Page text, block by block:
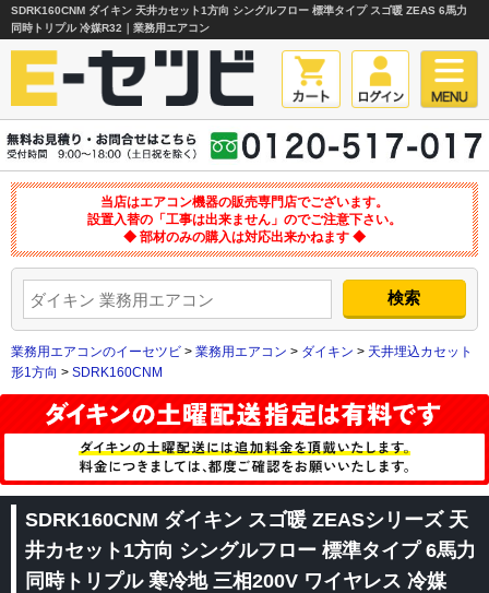
SDRK160CNM ダイキン 天井カセット1方向 シングルフロー 標準タイプ スゴ暖 ZEAS 6馬力
同時トリプル 冷媒R32｜業務用エアコン
当店はエアコン機器の販売専門店でございます。
設置入替の「工事は出来ません」のでご注意下さい。
◆ 部材のみの購入は対応出来かねます ◆
業務用エアコンのイーセツビ > 業務用エアコン > ダイキン > 天井埋込カセット
形1方向 > SDRK160CNM
SDRK160CNM ダイキン スゴ暖 ZEASシリーズ 天
井カセット1方向 シングルフロー 標準タイプ 6馬力
同時トリプル 寒冷地 三相200V ワイヤレス 冷媒